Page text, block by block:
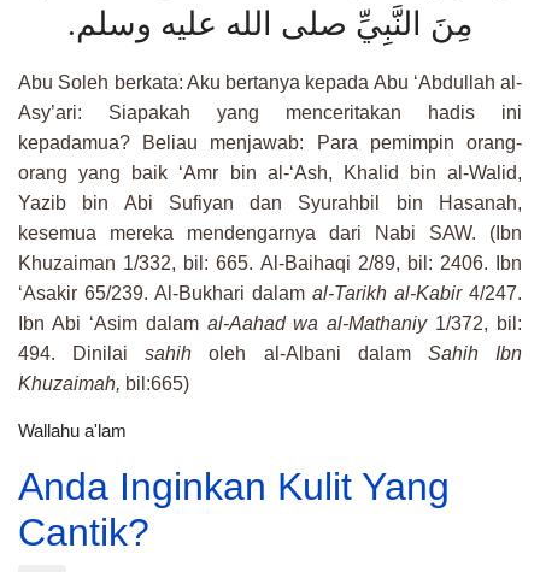
مِنَ النَّبِيِّ صلى الله عليه وسلم.
Abu Soleh berkata: Aku bertanya kepada Abu ‘Abdullah al-
Asy’ari: Siapakah yang menceritakan hadis ini
kepadamua? Beliau menjawab: Para pemimpin orang-
orang yang baik ‘Amr bin al-‘Ash, Khalid bin al-Walid,
Yazib bin Abi Sufiyan dan Syurahbil bin Hasanah,
kesemua mereka mendengarnya dari Nabi SAW. (Ibn
Khuzaiman 1/332, bil: 665. Al-Baihaqi 2/89, bil: 2406. Ibn
‘Asakir 65/239. Al-Bukhari dalam al-Tarikh al-Kabir4/247.
Ibn Abi ‘Asim dalam al-Aahad wa al-Mathaniy1/372, bil:
494. Dinilaisahih oleh al-Albani dalam Sahih Ibn
Khuzaimah, bil:665(
Wallahu a'lam
Anda Inginkan Kulit Yang
Cantik?